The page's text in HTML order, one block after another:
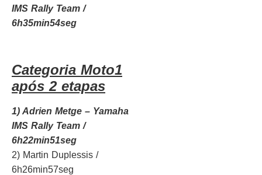
IMS Rally Team /
6h35min54seg
Categoria Moto1
após 2 etapas
1) Adrien Metge – Yamaha
IMS Rally Team /
6h22min51seg
2) Martin Duplessis /
6h26min57seg